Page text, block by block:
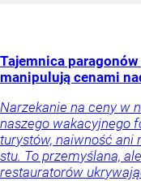
Tajemnica
manipulują cenami
Narzekanie na ceny w
naszego wakacyjnego
turystów, naiwność ani
stu. To przemyślana,
restauratorów